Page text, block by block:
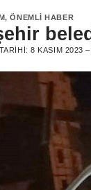
,ÖNEMLI HABER
8 KASIM 2023